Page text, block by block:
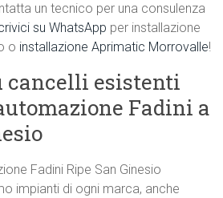
un tecnico per una consulenza
su WhatsApp per installazione
o installazione Aprimatic Morrovalle!
cancelli esistenti
Fadini a
Fadini Ripe San Ginesio
impianti di ogni marca, anche